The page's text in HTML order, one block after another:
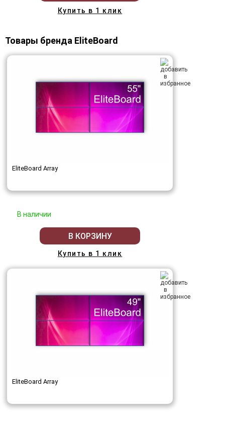
Купить в 1 клик
Товары бренда EliteBoard
EliteBoard Array
В наличии
В КОРЗИНУ
Купить в 1 клик
EliteBoard Array